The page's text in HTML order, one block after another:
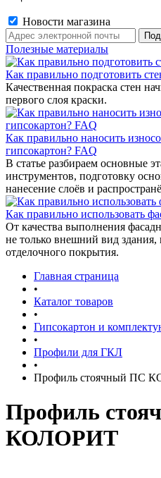
Новости магазина
Полезные материалы
Как правильно подготовить
Качественная покраска стен
первого слоя краски.
Как правильно наносить
гипсокартон? FAQ
В статье разбираем основные
инструментов, подготовку
нанесение слоёв и
Как правильно использовать
От качества выполнения
не только внешний вид здания,
отделочного покрытия.
Главная страница
•
Каталог товаров
•
Гипсокартон и
•
Профили для ГКЛ
•
Профиль стоячный ПС
Профиль
КОЛОРИТ